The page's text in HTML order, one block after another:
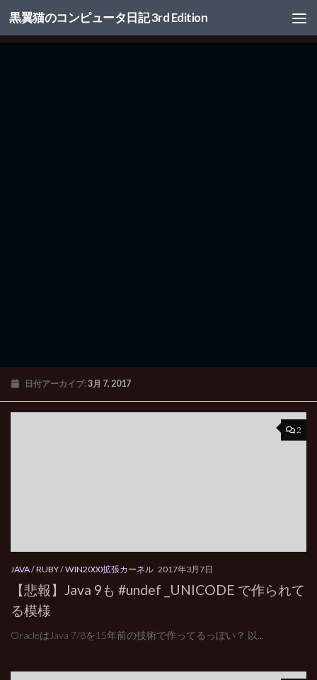
コンテンツへスキップ
黒翼猫のコンピュータ日記 3rd Edition
日付アーカイブ:3月 7, 2017
2
JAVA / RUBY/WIN2000拡張カーネル 2017年3月7日
【悲報】Java 9も #undef _UNICODE で作られて
る模様
OracleはJava 7/8を15年前の技術で作ってるっぽい？ 以...